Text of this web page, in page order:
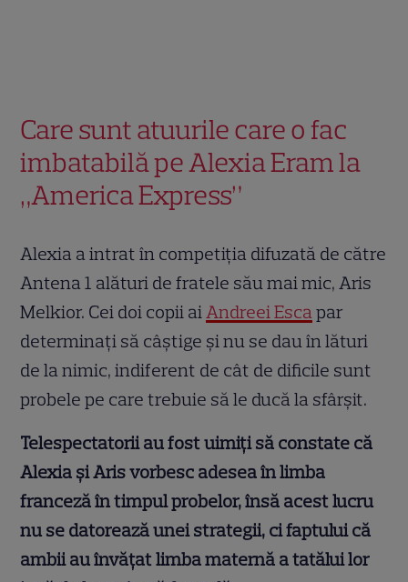
Care sunt atuurile care o fac
imbatabilă pe Alexia Eram la
„America Express”
Alexia a intrat în competiția difuzată de către
Antena 1 alături de fratele său mai mic, Aris
Melkior. Cei doi copii aiAndreei Esca par
determinați să câștige și nu se dau în lături
de la nimic, indiferent de cât de dificile sunt
probele pe care trebuie să le ducă la sfârșit.
Telespectatorii au fost uimiți să constate că
Alexia și Aris vorbesc adesea în limba
franceză în timpul probelor, însă acest lucru
nu se datorează unei strategii, ci faptului că
ambii au învățat limba maternă a tatălui lor